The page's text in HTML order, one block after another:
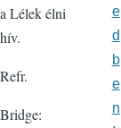
a Lélek élni
hív.
Refr.
Bridge:
e
d
b
e
n